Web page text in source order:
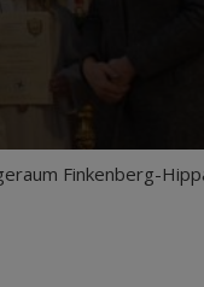
Finkenberg-